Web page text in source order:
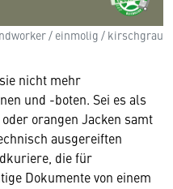
/ einmolig / kirschgrau
nicht mehr
und -boten. Sei es als
orangen Jacken samt
ausgereiften
die für
Dokumente von einem